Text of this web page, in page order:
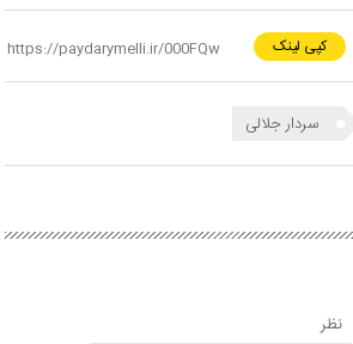
کپی لینک
سردار جلالی
نظر